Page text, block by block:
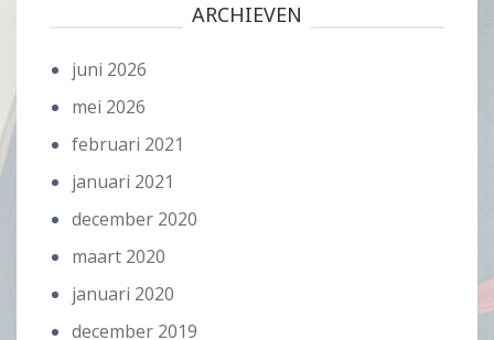
ARCHIEVEN
juni 2026
mei 2026
februari 2021
januari 2021
december 2020
maart 2020
januari 2020
december 2019